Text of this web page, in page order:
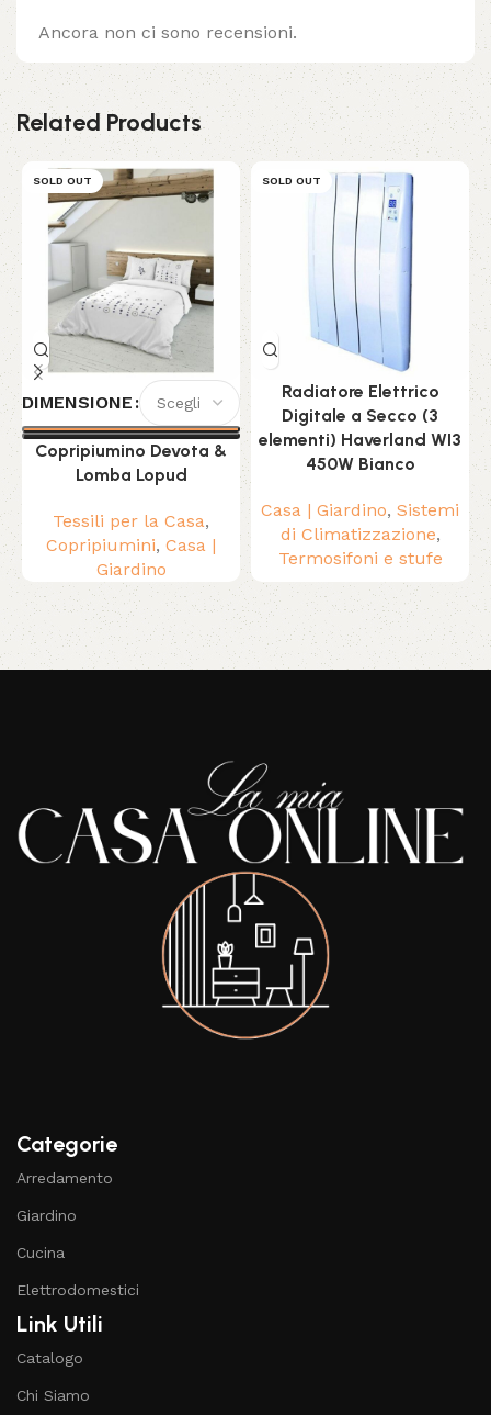
Ancora non ci sono recensioni.
Related Products
SOLD OUT
DIMENSIONE
Copripiumino Devota &
Lomba Lopud
Tessili per la Casa,
Copripiumini, Casa |
Giardino
SOLD OUT
Radiatore Elettrico
Digitale a Secco (3
elementi) Haverland WI3
450W Bianco
Casa | Giardino, Sistemi
di Climatizzazione,
Termosifoni e stufe
Read More
Categorie
Arredamento
Giardino
Cucina
Elettrodomestici
Link Utili
Catalogo
Chi Siamo